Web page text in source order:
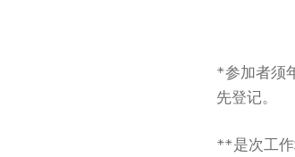
*参加者须
先登记。
**是次工作